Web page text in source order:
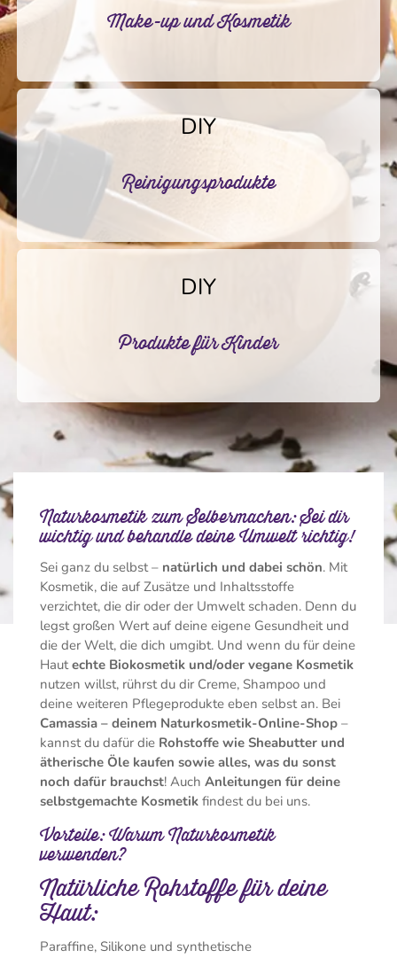
Make-up und Kosmetik
DIY
Reinigungsprodukte
DIY
Produkte für Kinder
Naturkosmetik zum Selbermachen: Sei dir
wichtig und behandle deine Umwelt richtig!
Sei ganz du selbst – natürlich und dabei schön. Mit
Kosmetik, die auf Zusätze und Inhaltsstoffe
verzichtet, die dir oder der Umwelt schaden. Denn du
legst großen Wert auf deine eigene Gesundheit und
die der Welt, die dich umgibt. Und wenn du für deine
Hautechte Biokosmetik und/oder vegane Kosmetik
nutzen willst, rührst du dir Creme, Shampoo und
deine weiteren Pflegeprodukte eben selbst an. Bei
Camassia – deinem Naturkosmetik-Online-Shop –
kannst du dafür die Rohstoffe wie Sheabutter und
ätherische Öle kaufen sowie alles, was du sonst
noch dafür brauchst! Auch Anleitungen für deine
selbstgemachte Kosmetik findest du bei uns.
Vorteile: Warum Naturkosmetik
verwenden?
Natürliche Rohstoffe für deine
Haut:
Paraffine, Silikone und synthetische